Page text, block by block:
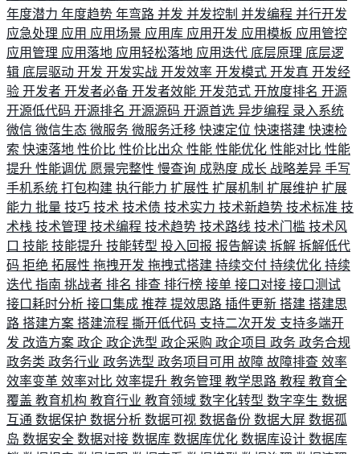
年度潜力 年度趋势 年弯路 并发 并发控制 并发编程 并行开发
应急处理 应用 应用场景 应用库 应用开发 应用模板 应用管控
应用管理 应用落地 应用轻松落地 应用迭代 底层原理 底层逻
辑 底层驱动 开发 开发实战 开发效率 开发模式 开发真 开发经
验 开发者 开发者必备 开发者效能 开发范式 开放度排名 开源
开源低代码 开源排名 开源源码 开源首选 异步编程 录入系统
微信 微信生态 微服务 微服务迁移 快速定位 快速搭建 快速检
索 快速落地 性价比 性价比出众 性能 性能优化 性能对比 性能
提升 性能调优 愿景完整性 慢查询 成熟度 成长 战略差异 手写
手机系统 打包构建 执行能力 扩展性 扩展机制 扩展维护 扩展
能力 批量 技巧 技术 技术债 技术实力 技术新趋势 技术标准 技
术栈 技术管理 技术编程 技术趋势 技术路线 技术门槛 技术风
口 技能 技能提升 技能转型 投入回报 报告解读 拆解 拆解低代
码 拒绝 拓展性 拖拽开发 拖拽式搭建 持续交付 持续优化 持续
迭代 指南 挑战者 排名 排查 排行榜 接单 接口对接 接口测试
接口耗时分析 接口集成 推荐 提效思路 插件更新 搭建 搭建思
路 搭建方案 搭建流程 撕开低代码 支持二次开发 支持多端开
发 改造方案 政企 政企选型 政企采购 政企项目 政务 政务合规
政务类 政务行业 政务选型 政务项目可用 故障 故障排查 效率
效率变革 效率对比 效率提升 教务管理 教学思路 教程 教育全
覆盖 教育机构 教育行业 教育领域 数字化转型 数字孪生 数据
互通 数据保护 数据分析 数据可视 数据备份 数据大屏 数据孤
岛 数据安全 数据对接 数据库 数据库优化 数据库设计 数据库